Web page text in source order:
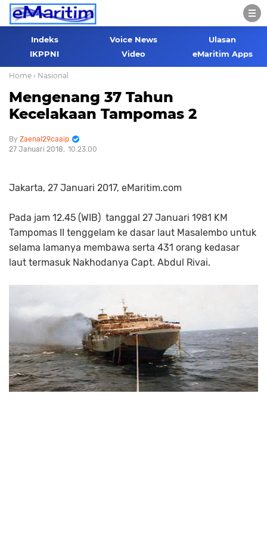
Indeks Voice News
Ulasan
IKPPNI
Video eMaritim Apps
Home › Nasional
Mengenang 37 Tahun
Kecelakaan Tampomas 2
Zaenal29caaip
27 Januari 2018
10.23.00
Jakarta, 27 Januari 2017, eMaritim.com
Pada jam 12.45 (WIB) tanggal 27 Januari 1981 KM
Tampomas II tenggelam ke dasar laut Masalembo untuk
selama lamanya membawa serta 431 orang kedasar
laut termasuk Nakhodanya Capt. Abdul Rivai.